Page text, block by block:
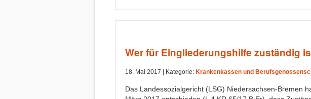
Wer für Eingliederungshilfe zuständig
18. Mai 2017 | Kategorie: Krankenkassen und
Das Landessozialgericht (LSG) Niedersachsen-Bremen